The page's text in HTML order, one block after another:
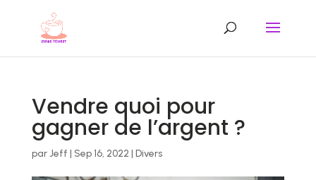
Vendre quoi pour
gagner de l’argent ?
parJeff | Sep 16, 2022 | Divers